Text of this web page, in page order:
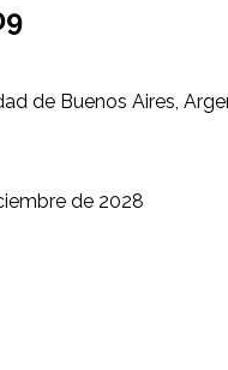
de Buenos Aires,
de 2028